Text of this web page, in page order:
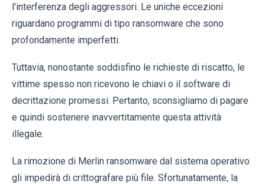
l'interferenza degli aggressori. Le uniche eccezioni
riguardano programmi di tipo ransomware che sono
profondamente imperfetti.
Tuttavia, nonostante soddisfino le richieste di riscatto, le
vittime spesso non ricevono le chiavi o il software di
decrittazione promessi. Pertanto, sconsigliamo di pagare
e quindi sostenere inavvertitamente questa attività
illegale.
La rimozione di Merlin ransomware dal sistema operativo
gli impedirà di crittografare più file. Sfortunatamente, la